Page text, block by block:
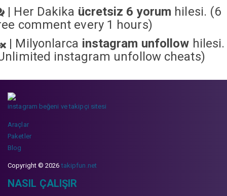
| Her Dakika ücretsiz 6 yorum hilesi. (6
comment every 1 hours)
| Milyonlarca instagram unfollow hilesi.
instagram unfollow cheats)
instagram beğeni ve takipçi sitesi
Araçlar
Paketler
Blog
Copyright © 2026takipfun.net
NASIL ÇALIŞIR